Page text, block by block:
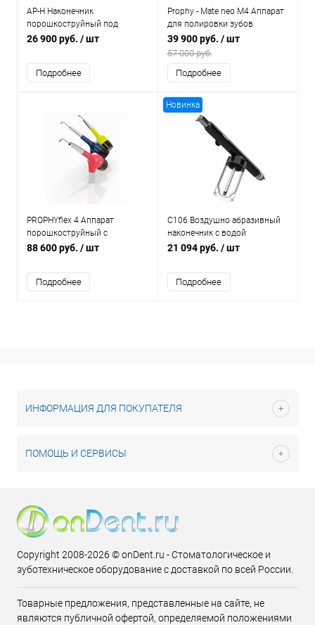
AP-H Наконечник
порошкоструйный под
разъем Midwest 4
26 900 руб. / шт
Подробнее
Prophy - Mate neo M4 Аппарат
для полировки зубов
39 900 руб. / шт
57 000 руб.
Подробнее
PROPHYflex 4 Аппарат
порошкоструйный c
усиленной канюлей
88 600 руб. / шт
Подробнее
Новинка
C106 Воздушно абразивный
наконечник с водой
21 094 руб. / шт
Подробнее
ИНФОРМАЦИЯ ДЛЯ ПОКУПАТЕЛЯ
ПОМОЩЬ И СЕРВИСЫ
Copyright 2008-2026 © onDent.ru - Стоматологическое и
зуботехническое оборудование с доставкой по всей России.
Товарные предложения, представленные на сайте, не
являются публичной офертой, определяемой положениями